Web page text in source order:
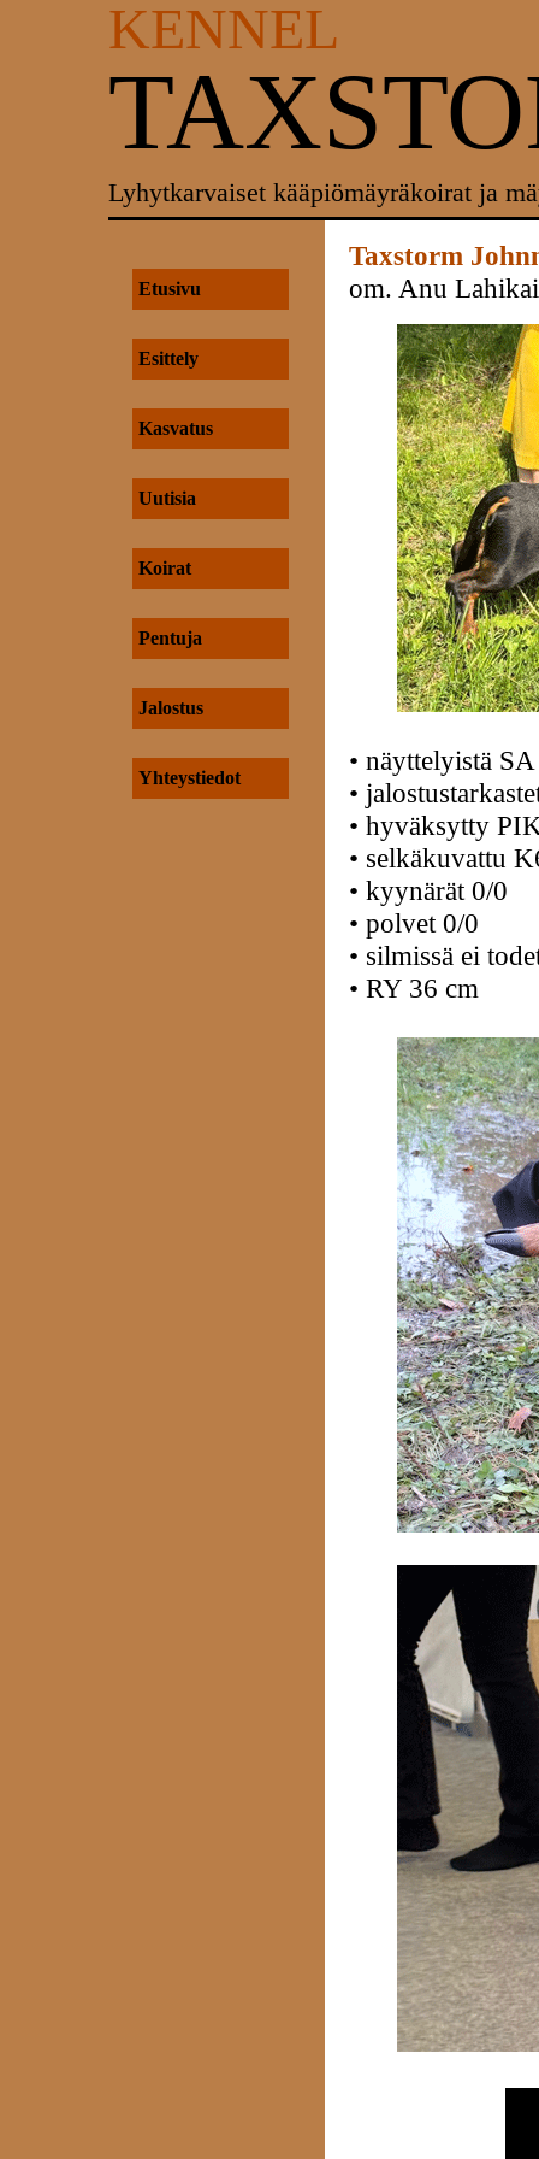
KENNEL
Lyhytkarvaiset kääpiömäyräkoirat ja
Etusivu
Esittely
Kasvatus
Uutisia
Koirat
Pentuja
Jalostus
Yhteystiedot
Taxstorm
om. Anu
• näyttelyistä SA
•
• hyväksytty
• selkäkuvattu
• kyynärät 0/0
• polvet 0/0
• silmissä ei
• RY 36 cm